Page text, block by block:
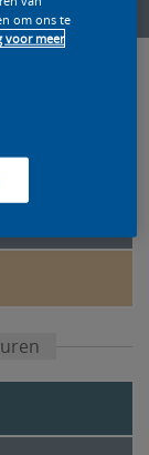
om ons te
voor meer